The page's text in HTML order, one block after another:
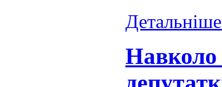
Навколо